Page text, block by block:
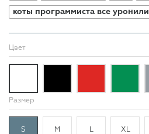
коты программиста все уронили
Цвет
Размер
S M L XL